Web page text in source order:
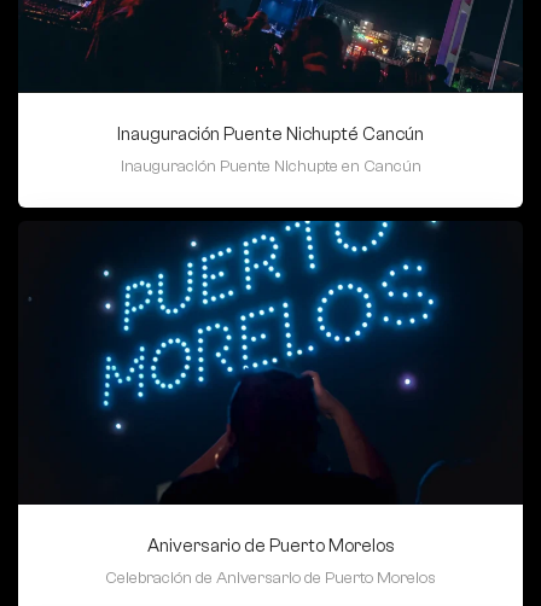
Inauguración Puente Nichupté Cancún
Inauguración Puente Nichupte en Cancún
Aniversario de Puerto Morelos
Celebración de Aniversario de Puerto Morelos